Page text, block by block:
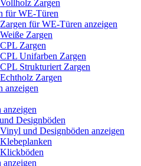
Vollholz Zargen
für WE-Türen
Zargen für WE-Türen anzeigen
Weiße Zargen
CPL Zargen
CPL Unifarben Zargen
CPL Strukturiert Zargen
Echtholz Zargen
anzeigen
anzeigen
Designböden
Vinyl und Designböden anzeigen
Klebeplanken
Klickböden
anzeigen